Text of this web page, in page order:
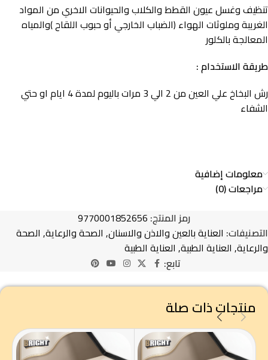
تنظيف وغسل عيون القطط والكلاب والحيوانات الاخري من المواد
الغريبة وملوثات الهواء (الضباب الخارجي أو حبوب اللقاح )والمياه
المعالجة بالكلور
طريقة الاستخدام :
رش البخاخ علي العين من 2 الي 3 مرات باليوم لمدة 4 ايام او حتي
الشفاء
معلومات إضافية
مراجعات (0)
رمز المنتج: 9770001852656
التصنيفات: العناية بالعين والاذن والاسنان, الصحة والرعاية, الصحة
والرعاية, العناية الطبية, العناية الطبية
تابع:
منتجات ذات صلة